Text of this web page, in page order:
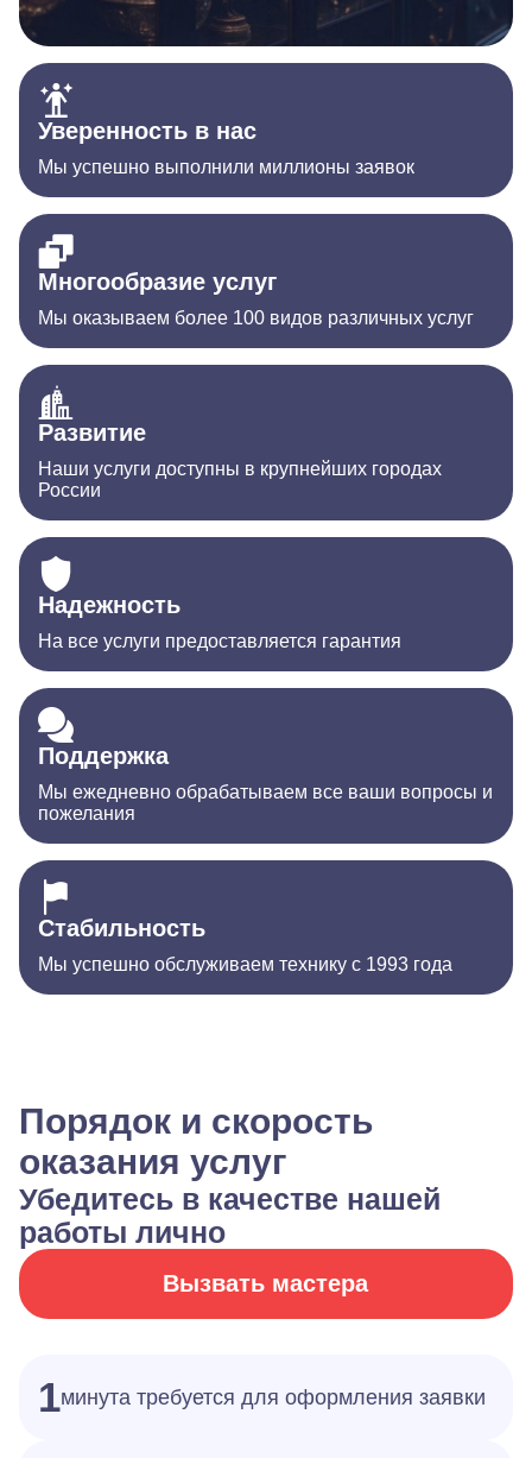
Уверенность в нас
Мы успешно выполнили миллионы заявок
Многообразие услуг
Мы оказываем более 100 видов различных услуг
Развитие
Наши услуги доступны в крупнейших городах
России
Надежность
На все услуги предоставляется гарантия
Поддержка
Мы ежедневно обрабатываем все ваши вопросы и
пожелания
Стабильность
Мы успешно обслуживаем технику с 1993 года
Порядок и скорость
оказания услуг
Убедитесь в качестве нашей
работы лично
Вызвать мастера
1минута требуется для оформления заявки